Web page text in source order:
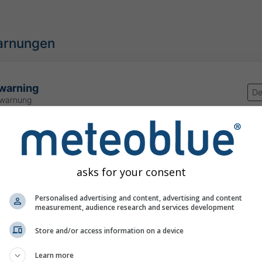
23:59(in 1 Tag)
hidrometeorološki zavod (DHMZ)
vor 3 Stunden
heißes Wetter für diese
asks for your consent
Personalised advertising and content, advertising and content
measurement, audience research and services development
Store and/or access information on a device
Learn more